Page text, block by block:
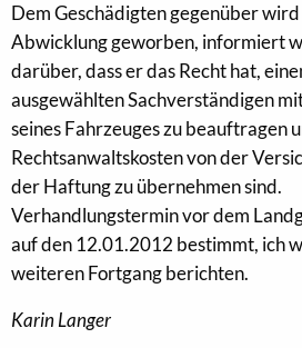
Dem Geschädigten gegenüber
Abwicklung geworben, informiert
darüber, dass er das Recht hat,
ausgewählten Sachverständigen
seines Fahrzeuges zu beauftragen
Rechtsanwaltskosten von der
der Haftung zu übernehmen sind.
Verhandlungstermin vor dem
auf den 12.01.2012 bestimmt, ich
weiteren Fortgang berichten.
Karin Langer